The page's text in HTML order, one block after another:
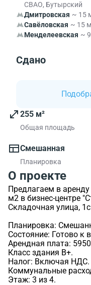
СВАО, Бутырский
Дмитровская ~ 15
Савёловская ~ 15
Менделеевская ~
Сдано
255 м²
Общая площадь
Смешанная
Планировка
О проекте
Предлагаем в
м2 в бизнес-центре
Складочная улица,
Планировка:
Состояние: Готово к
Арендная плата:
Класс здания B+.
Налог: Включая НДС.
Коммунальные
Этаж: 3 из 4.